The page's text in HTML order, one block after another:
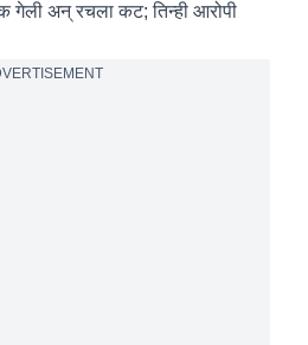
गेली अन् रचला कट; तिन्ही आरोपी